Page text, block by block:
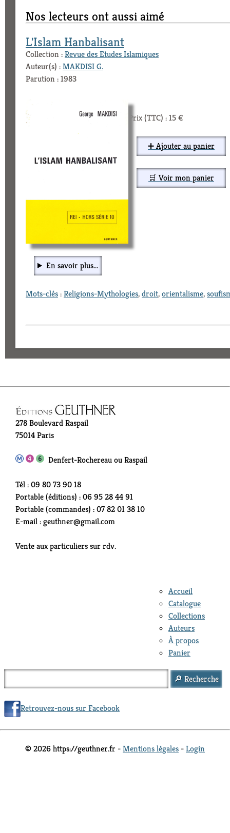
Nos lecteurs ont aussi aimé
L'Islam Hanbalisant
Collection :Revue des Etudes Islamiques
Auteur(s) :MAKDISI G.
Parution : 1983
Prix (TTC) : 15 €
➕ Ajouter au panier
🛒 Voir mon panier
En savoir plus...
Mots-clés:Religions-Mythologies,droit,orientalisme,
278 Boulevard Raspail
75014 Paris
Denfert-Rochereau ou Raspail
Tél : 09 80 73 90 18
Portable (éditions) : 06 95 28 44 91
Portable (commandes) : 07 82 01 38 10
E-mail : geuthner@gmail.com
Vente aux particuliers sur rdv.
Accueil
Catalogue
Collections
Auteurs
À propos
Panier
Retrouvez-nous sur Facebook
© 2026 https://geuthner.fr -Mentions légales -Login